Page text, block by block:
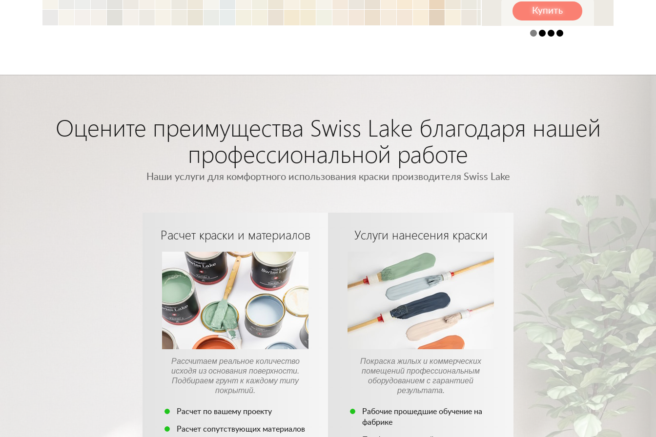
Купить
Оцените преимущества Swiss Lake благодаря нашей
профессиональной работе
Наши услуги для комфортного использования краски производителя Swiss Lake
Расчет краски и материалов
Рассчитаем реальное количество
исходя из основания поверхности.
Подбираем грунт к каждому типу
покрытий.
Расчет по вашему проекту
Расчет сопутствующих материалов
Услуги нанесения краски
Покраска жилых и коммерческих
помещений профессиональным
оборудованием с гарантией
результата.
Рабочие прошедшие обучение на
фабрике